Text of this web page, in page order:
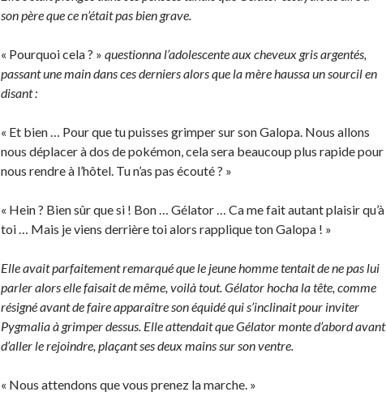
son père que ce n’était pas bien grave.
« Pourquoi cela ? » questionna l’adolescente aux cheveux gris argentés,
passant une main dans ces derniers alors que la mère haussa un sourcil en
disant :
« Et bien … Pour que tu puisses grimper sur son Galopa. Nous allons
nous déplacer à dos de pokémon, cela sera beaucoup plus rapide pour
nous rendre à l’hôtel. Tu n’as pas écouté ? »
« Hein ? Bien sûr que si ! Bon … Gélator … Ca me fait autant plaisir qu’à
toi … Mais je viens derrière toi alors rapplique ton Galopa ! »
Elle avait parfaitement remarqué que le jeune homme tentait de ne pas lui
parler alors elle faisait de même, voilà tout. Gélator hocha la tête, comme
résigné avant de faire apparaître son équidé qui s’inclinait pour inviter
Pygmalia à grimper dessus. Elle attendait que Gélator monte d’abord avant
d’aller le rejoindre, plaçant ses deux mains sur son ventre.
« Nous attendons que vous prenez la marche. »